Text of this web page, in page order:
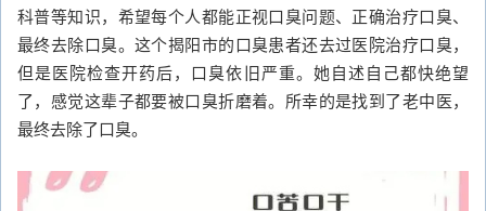
科普等知识，希望每个人都能正视口臭问题、正确治疗口臭、
最终去除口臭。这个揭阳市的口臭患者还去过医院治疗口臭，
但是医院检查开药后，口臭依旧严重。她自述自己都快绝望
了，感觉这辈子都要被口臭折磨着。所幸的是找到了老中医，
最终去除了口臭。